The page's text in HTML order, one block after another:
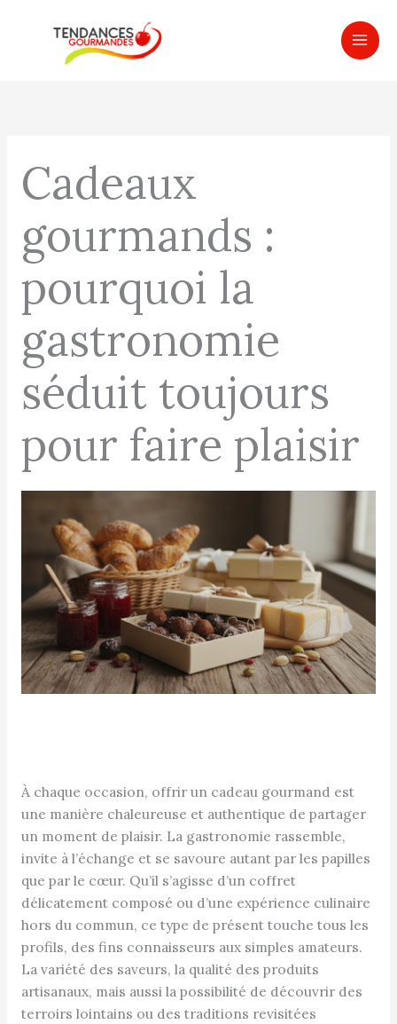
Cadeaux
gourmands :
pourquoi la
gastronomie
séduit toujours
pour faire plaisir
À chaque occasion, offrir un cadeau gourmand est
une manière chaleureuse et authentique de partager
un moment de plaisir. La gastronomie rassemble,
invite à l’échange et se savoure autant par les papilles
que par le cœur. Qu’il s’agisse d’un coffret
délicatement composé ou d’une expérience culinaire
hors du commun, ce type de présent touche tous les
profils, des fins connaisseurs aux simples amateurs.
La variété des saveurs, la qualité des produits
artisanaux, mais aussi la possibilité de découvrir des
terroirs lointains ou des traditions revisitées